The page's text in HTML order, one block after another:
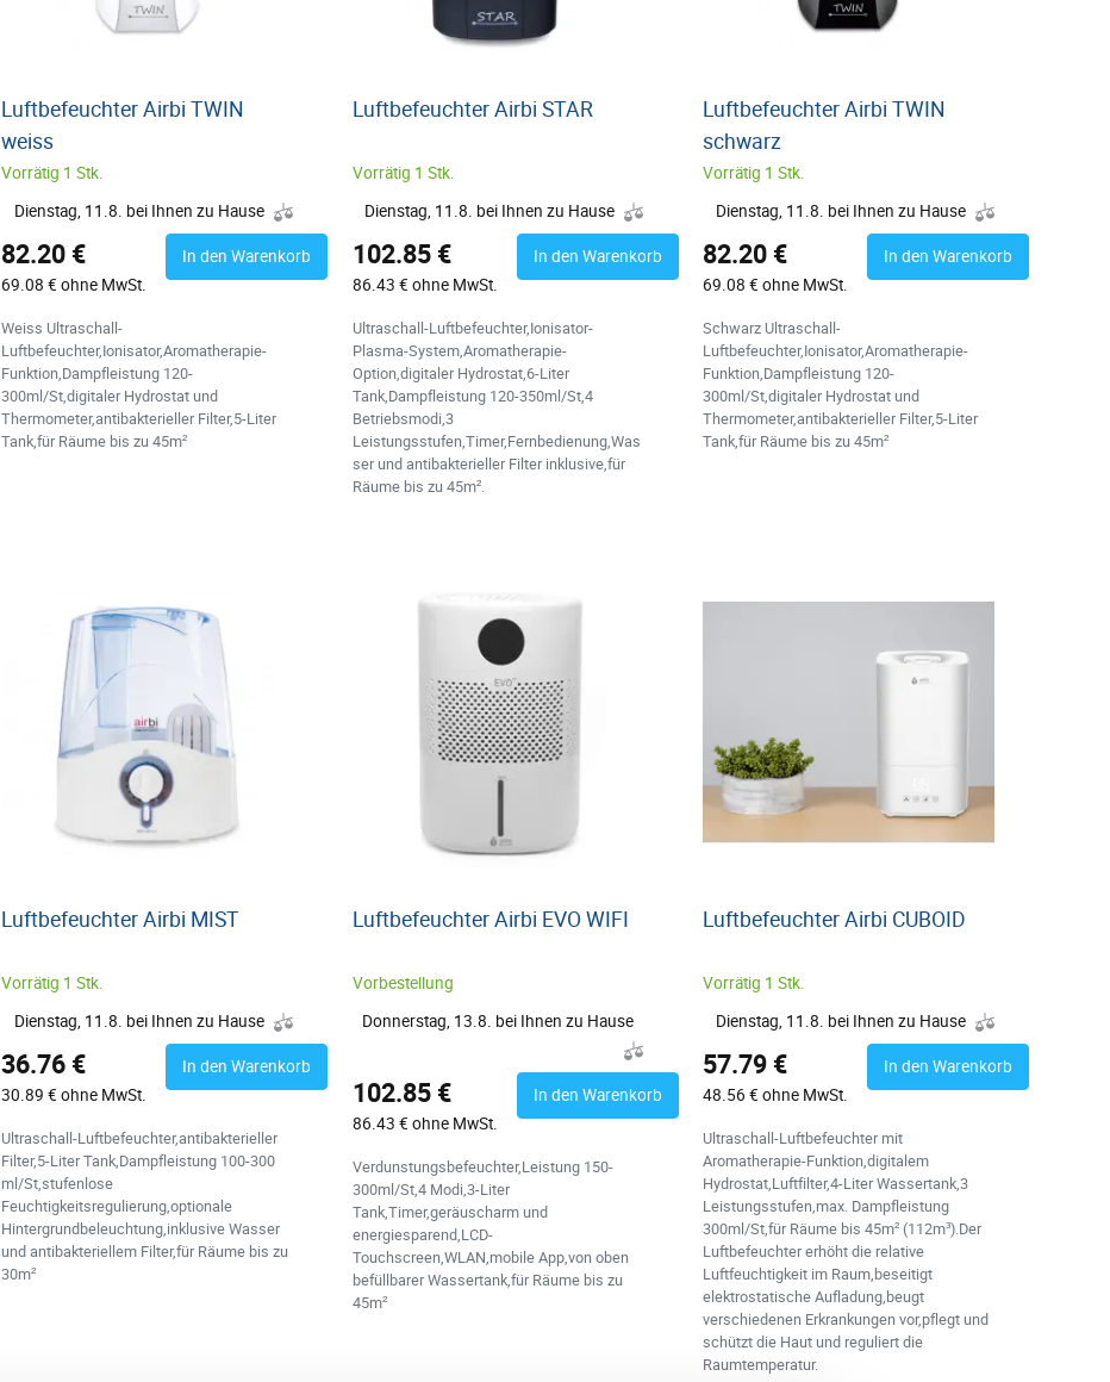
Luftbefeuchter Airbi TWIN
weiss
Vorrätig 1 Stk.
Dienstag, 11.8. bei Ihnen zu Hause
82.20 €
69.08 € ohne MwSt.
In den Warenkorb
Weiss Ultraschall-
Luftbefeuchter,Ionisator,Aromatherapie-
Funktion,Dampfleistung 120-
300ml/St,digitaler Hydrostat und
Thermometer,antibakterieller Filter,5-Liter
Tank,für Räume bis zu 45m²
Luftbefeuchter Airbi STAR
Vorrätig 1 Stk.
Dienstag, 11.8. bei Ihnen zu Hause
102.85 €
86.43 € ohne MwSt.
In den Warenkorb
Ultraschall-Luftbefeuchter,Ionisator-
Plasma-System,Aromatherapie-
Option,digitaler Hydrostat,6-Liter
Tank,Dampfleistung 120-350ml/St,4
Betriebsmodi,3
Leistungsstufen,Timer,Fernbedienung,Was
ser und antibakterieller Filter inklusive,für
Räume bis zu 45m².
Luftbefeuchter Airbi TWIN
schwarz
Vorrätig 1 Stk.
Dienstag, 11.8. bei Ihnen zu Hause
82.20 €
69.08 € ohne MwSt.
In den Warenkorb
Schwarz Ultraschall-
Luftbefeuchter,Ionisator,Aromatherapie-
Funktion,Dampfleistung 120-
300ml/St,digitaler Hydrostat und
Thermometer,antibakterieller Filter,5-Liter
Tank,für Räume bis zu 45m²
Luftbefeuchter Airbi MIST
Vorrätig 1 Stk.
Dienstag, 11.8. bei Ihnen zu Hause
36.76 €
30.89 € ohne MwSt.
In den Warenkorb
Ultraschall-Luftbefeuchter,antibakterieller
Filter,5-Liter Tank,Dampfleistung 100-300
ml/St,stufenlose
Feuchtigkeitsregulierung,optionale
Hintergrundbeleuchtung,inklusive Wasser
und antibakteriellem Filter,für Räume bis zu
30m²
Luftbefeuchter Airbi EVO WIFI
Vorbestellung
Donnerstag, 13.8. bei Ihnen zu Hause
102.85 €
86.43 € ohne MwSt.
In den Warenkorb
Verdunstungsbefeuchter,Leistung 150-
300ml/St,4 Modi,3-Liter
Tank,Timer,geräuscharm und
energiesparend,LCD-
Touchscreen,WLAN,mobile App,von oben
befüllbarer Wassertank,für Räume bis zu
45m²
Luftbefeuchter Airbi CUBOID
Vorrätig 1 Stk.
Dienstag, 11.8. bei Ihnen zu Hause
57.79 €
48.56 € ohne MwSt.
In den Warenkorb
Ultraschall-Luftbefeuchter mit
Aromatherapie-Funktion,digitalem
Hydrostat,Luftfilter,4-Liter Wassertank,3
Leistungsstufen,max. Dampfleistung
300ml/St,für Räume bis 45m² (112m³).Der
Luftbefeuchter erhöht die relative
Luftfeuchtigkeit im Raum,beseitigt
elektrostatische Aufladung,beugt
verschiedenen Erkrankungen vor,pflegt und
schützt die Haut und reguliert die
Raumtemperatur.